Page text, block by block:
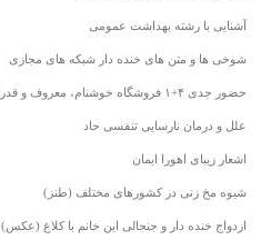
آشنایی با رشته بهداشت عمومی
شوخی ها و متن های خنده دار شبکه های مجازی
حضور جدی ۴+۱ فروشگاه خوشنام، معروف و قدرتمند در فضای آنلاین فروش
علل و درمان نارسایی تنفسی حاد
اشعار زیبای اهورا ایمان
شیوه مخ زنی در کشورهای مختلف (طنز)
ازدواج خنده دار و جنجالی این خانم با کلاغ (عکس)